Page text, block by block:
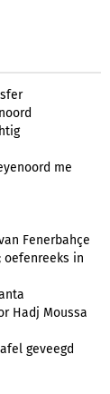
me
Fenerbahçe
oefenreeks in
Hadj Moussa
geveegd